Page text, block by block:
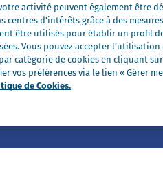
activité peuvent également être
centres d'intérêts grâce à des
être utilisés pour établir un profil
Vous pouvez accepter l’utilisation
catégorie de cookies en cliquant
vos préférences via le lien « Gérer
de Cookies.